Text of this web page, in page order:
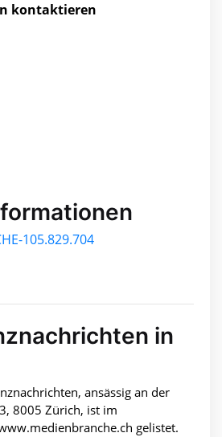
kontaktieren
105.829.704
in
ansässig an der
8005 Zürich, ist im
gelistet.